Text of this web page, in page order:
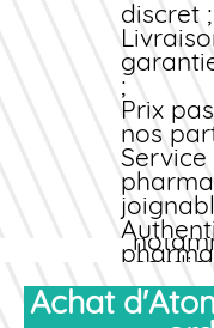
Un
les
discret ;
;
Prix
nos
Suivi
Achat d'Atomoxetine : faut-il une